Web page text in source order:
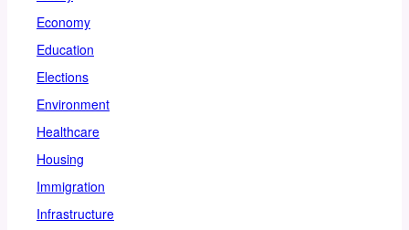
Economy
Education
Elections
Environment
Healthcare
Housing
Immigration
Infrastructure